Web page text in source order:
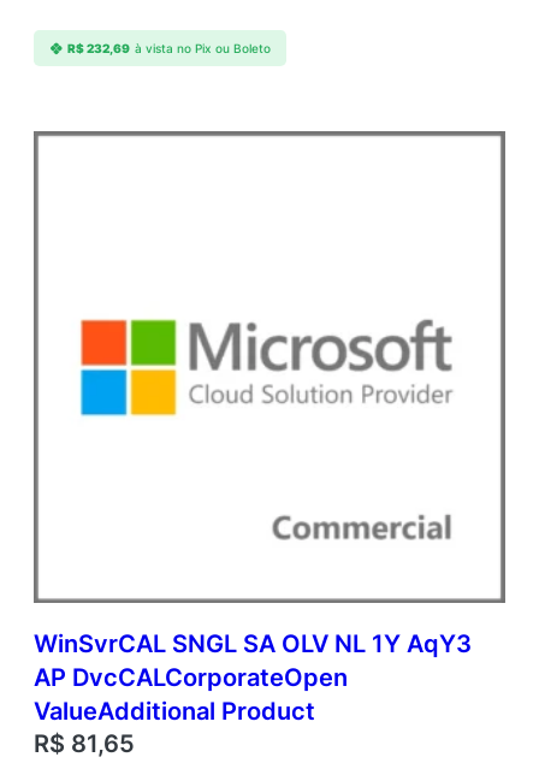
R$232,69 à vista no Pix ou Boleto
WinSvrCAL SNGL SA OLV NL 1Y AqY3
AP DvcCALCorporateOpen
ValueAdditional Product
R$ 81,65